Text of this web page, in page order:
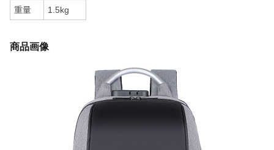
重量 1.5kg
商品画像